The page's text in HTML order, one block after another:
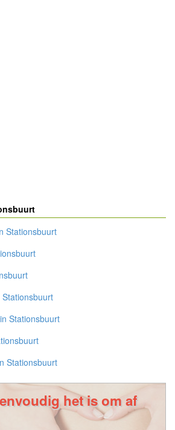
Stationsbuurt
Stationsbuurt
Stationsbuurt
het is om af